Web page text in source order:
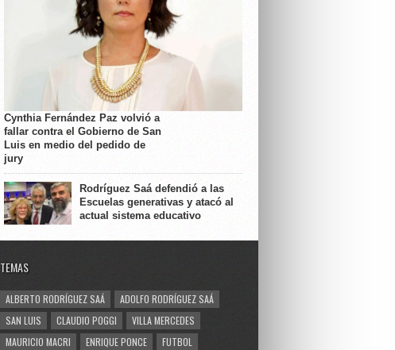
Cynthia Fernández Paz volvió a
fallar contra el Gobierno de San
Luis en medio del pedido de
jury
Rodríguez Saá defendió a las
Escuelas generativas y atacó al
actual sistema educativo
TEMAS
ALBERTO RODRÍGUEZ SAÁ
ADOLFO RODRÍGUEZ SAÁ
SAN LUIS
CLAUDIO POGGI
VILLA MERCEDES
MAURICIO MACRI
ENRIQUE PONCE
FUTBOL